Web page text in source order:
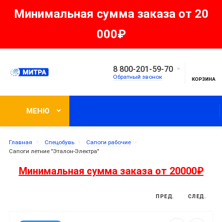
Минимальная сумма заказа от 20
000₽
8 800-201-59-70
Обратный звонок КОРЗИНА
МЕНЮ
Главная Спецобувь
Сапоги рабочие
Сапоги летние "Эталон-Электра"
Минимальная сумма заказа от 20000₽
ПРЕД. СЛЕД.